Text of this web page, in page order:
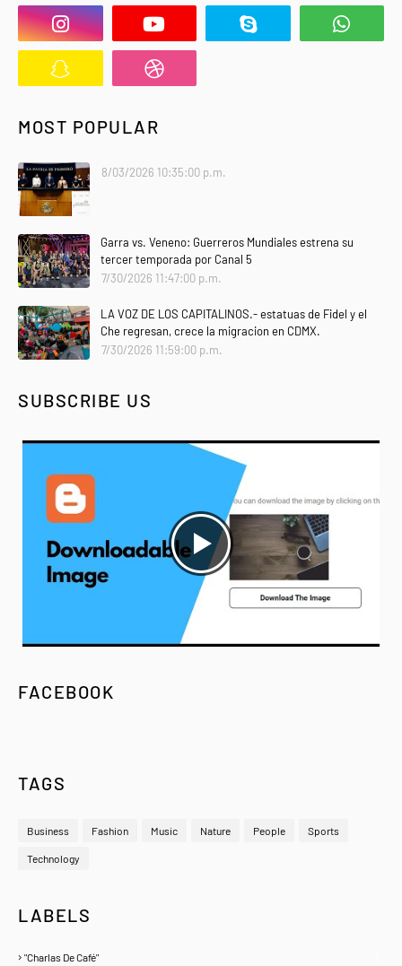
MOST POPULAR
8/03/2026 10:35:00 p.m.
Garra vs. Veneno: Guerreros Mundiales estrena su
tercer temporada por Canal 5
7/30/2026 11:47:00 p.m.
LA VOZ DE LOS CAPITALINOS.- estatuas de Fidel y el
Che regresan, crece la migracion en CDMX.
7/30/2026 11:59:00 p.m.
SUBSCRIBE US
FACEBOOK
TAGS
Business Fashion Music Nature People Sports
Technology
LABELS
"Charlas De Café"